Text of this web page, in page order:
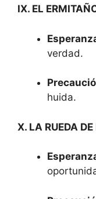
IX. EL
verdad.
huida.
X. LA RUEDA